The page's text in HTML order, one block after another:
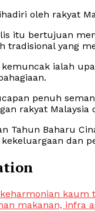
oleh rakyat
itu bertujuan
tradisional yang
ialah
penuh
rakyat Malaysia
Tahun Baharu
dan
kaum
makanan, infra